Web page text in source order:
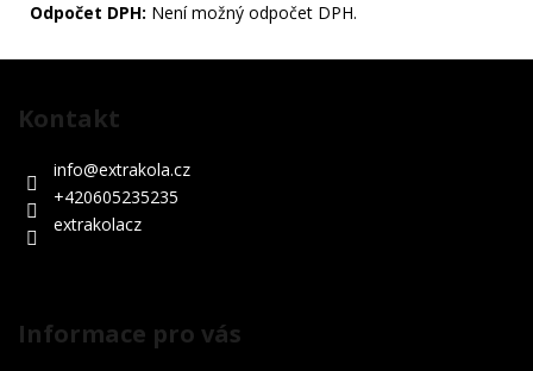
Odpočet DPH: Není možný odpočet DPH.
Kontakt
info@extrakola.cz
+420605235235
extrakolacz
Informace pro vás